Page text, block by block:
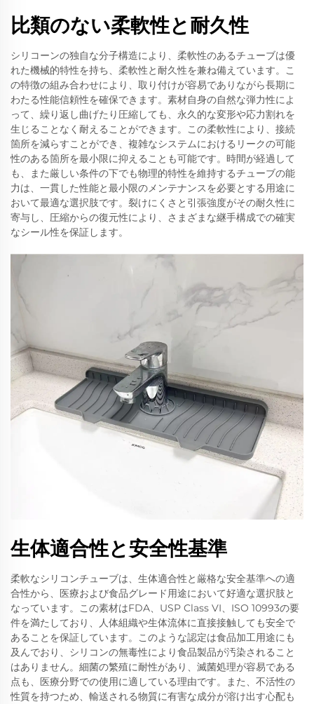
比類のない柔軟性と耐久性
シリコーンの独自な分子構造により、柔軟性のあるチューブは優
れた機械的特性を持ち、柔軟性と耐久性を兼ね備えています。こ
の特徴の組み合わせにより、取り付けが容易でありながら長期に
わたる性能信頼性を確保できます。素材自身の自然な弾力性によ
って、繰り返し曲げたり圧縮しても、永久的な変形や応力割れを
生じることなく耐えることができます。この柔軟性により、接続
箇所を減らすことができ、複雑なシステムにおけるリークの可能
性のある箇所を最小限に抑えることも可能です。時間が経過して
も、また厳しい条件の下でも物理的特性を維持するチューブの能
力は、一貫した性能と最小限のメンテナンスを必要とする用途に
おいて最適な選択肢です。裂けにくさと引張強度がその耐久性に
寄与し、圧縮からの復元性により、さまざまな継手構成での確実
なシール性を保証します。
生体適合性と安全性基準
柔軟なシリコンチューブは、生体適合性と厳格な安全基準への適
合性から、医療および食品グレード用途において好適な選択肢と
なっています。この素材はFDA、USP Class VI、ISO 10993の要
件を満たしており、人体組織や生体流体に直接接触しても安全で
あることを保証しています。このような認定は食品加工用途にも
及んでおり、シリコンの無毒性により食品製品が汚染されること
はありません。細菌の繁殖に耐性があり、滅菌処理が容易である
点も、医療分野での使用に適している理由です。また、不活性の
性質を持つため、輸送される物質に有害な成分が溶け出す心配も